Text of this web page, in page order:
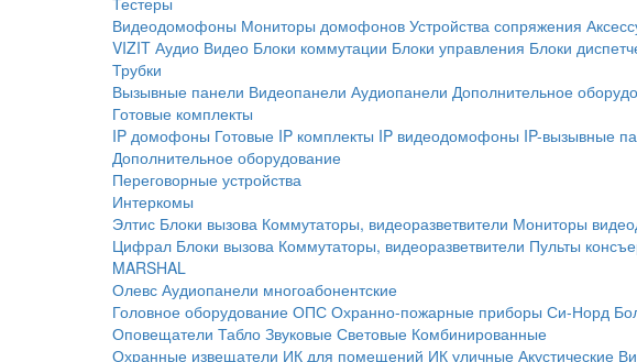
Видеодомофоны Мониторы домофонов Устройства сопряжения
VIZIT Аудио Видео Блоки коммутации Блоки управления Блоки
Трубки
Вызывные панели Видеопанели Аудиопанели Дополнительное
Готовые комплекты
IP домофоны Готовые IP комплекты IP видеодомофоны IP-вызывные
Дополнительное оборудование
Переговорные устройства
Интеркомы
Элтис Блоки вызова Коммутаторы, видеоразветвители Мониторы
Цифрал Блоки вызова Коммутаторы, видеоразветвители Пульты
MARSHAL
Олевс Аудиопанели многоабонентские
Головное оборудование ОПС Охранно-пожарные приборы Си-Норд
Оповещатели Табло Звуковые Световые Комбинированные
Охранные извещатели ИК для помещений ИК уличные Акустические